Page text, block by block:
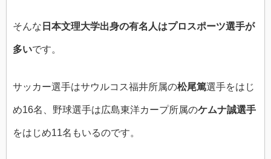
そんな 日本文理大学出身の有名人はプロスポーツ選手が
多いです。
サッカー選手はサウルコス福井所属の松尾篤選手をはじ
め16名、野球選手は広島東洋カープ所属のケムナ誠選手
をはじめ11名もいるのです。